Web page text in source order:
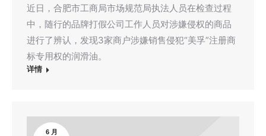
近日，合肥市工商局市场规范局执法人员在检查过程
中，随行的品牌打假公司工作人员对涉嫌侵权的商品
进行了辨认，发现3家商户涉嫌销售侵犯“美孚”注册商
标专用权的润滑油。
详情
6 月